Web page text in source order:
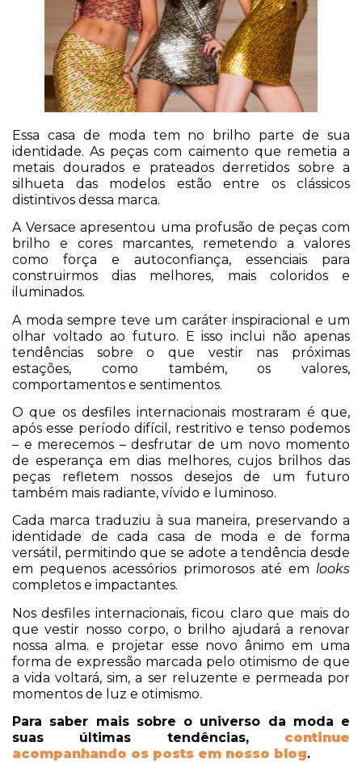
Essa casa de moda tem no brilho parte de sua
identidade. As peças com caimento que remetia a
metais dourados e prateados derretidos sobre a
silhueta das modelos estão entre os clássicos
distintivos dessa marca.
A Versace apresentou uma profusão de peças com
brilho e cores marcantes, remetendo a valores
como força e autoconfiança, essenciais para
construirmos dias melhores, mais coloridos e
iluminados.
A moda sempre teve um caráter inspiracional e um
olhar voltado ao futuro. E isso inclui não apenas
tendências sobre o que vestir nas próximas
estações, como também, os valores,
comportamentos e sentimentos.
O que os desfiles internacionais mostraram é que,
após esse período difícil, restritivo e tenso podemos
– e merecemos – desfrutar de um novo momento
de esperança em dias melhores, cujos brilhos das
peças refletem nossos desejos de um futuro
também mais radiante, vívido e luminoso.
Cada marca traduziu à sua maneira, preservando a
identidade de cada casa de moda e de forma
versátil, permitindo que se adote a tendência desde
em pequenos acessórios primorosos até em looks
completos e impactantes.
Nos desfiles internacionais, ficou claro que mais do
que vestir nosso corpo, o brilho ajudará a renovar
nossa alma. e projetar esse novo ânimo em uma
forma de expressão marcada pelo otimismo de que
a vida voltará, sim, a ser reluzente e permeada por
momentos de luz e otimismo.
Para saber mais sobre o universo da moda e
suas últimas tendências, continue
acompanhando os posts em nosso blog.